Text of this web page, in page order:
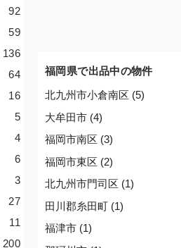
福岡県で出品中の物件
北九州市小倉南区 (5)
大牟田市 (4)
福岡市南区 (3)
福岡市東区 (2)
北九州市門司区 (1)
田川郡糸田町 (1)
福津市 (1)
92
59
136
64
16
5
4
6
3
27
11
200